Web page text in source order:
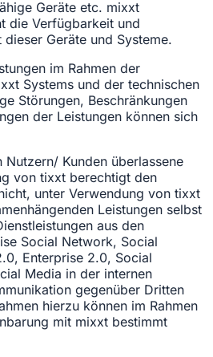
Geräte etc. mixxt
die Verfügbarkeit und
Geräte und Systeme.
im Rahmen der
Systems und der technischen
Störungen, Beschränkungen
der Leistungen können sich
Kunden überlassene
von tixxt berechtigt den
unter Verwendung von tixxt
Leistungen selbst
aus den
Social Network, Social
Enterprise 2.0, Social
Media in der internen
gegenüber Dritten
hierzu können im Rahmen
mit mixxt bestimmt